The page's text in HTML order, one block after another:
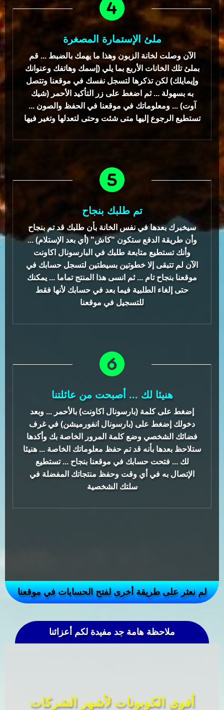
ملئ الإستمارة المصغرة
الآن وصلت لخانة الزبون وهذا ما يهمك بالضبط ... قم
بملئ تلك الخانات الأربع بما يلي (إسمك وهاتفك وعنوانك
وإيمايلك) لكن تذكرها لتسجل نفسك في موقعنا وتتصل
به بسهولة ... ثم اضغط على زر التأكيد الأحمر (شيك
آوت) ... ومعلوماتك في موقعنا في الحفظ والصون ...
تستطيع الرجوع إليها متى شئت وحتى لتعدلها وتغير فيها
تم طلبك بنجاح
سيخبرك بعدها في نفس الخانة بأن طلبك قد تم بنجاح
وأن طريقة الدفع ستكون "كاش" (أي بعد الإستلام) ...
وأنك تستطيع متابعة طلبك في البارسونال اكاونت
الآن لم تتبقى إلا خطوتين بسيطتين لتسجل حسابك في
موقعنا بنجاح تام ... ثم انسى هذا المنتج تماما ... يمكنك
حتى إلغاء الطلبية فيما بعد في حسابك لأنها فقط
للتسجيل في موقعنا
هنيئا لك ... أصبحت من عائلتنا
إضغط على كلمة (بارسونال اكاونت) بالأحمر ... وبعد
دخولك إضغط على (بارسونال انفورميشن) في غرف
فضائك الشخصي وضع كلمة المرور الخاصة بك وأكدها
ستلاحظ بعدها بأنه قد تم حفظ معلوماتك الخاصة ... هنيئا
لك ... فتحت حسابك في موقعنا بنجاح ... تستطيع
الإتصال به في أي وقت وحفظ منتجاتك المفضلة في
سلتك الشخصية
لم نعثر على طريقة أخرى لفتح الحسابات في موقعنا
ملاحظة هامة جد مفيدة لكم أعزائنا
أقوى الكوبونات لأشهر الشركات